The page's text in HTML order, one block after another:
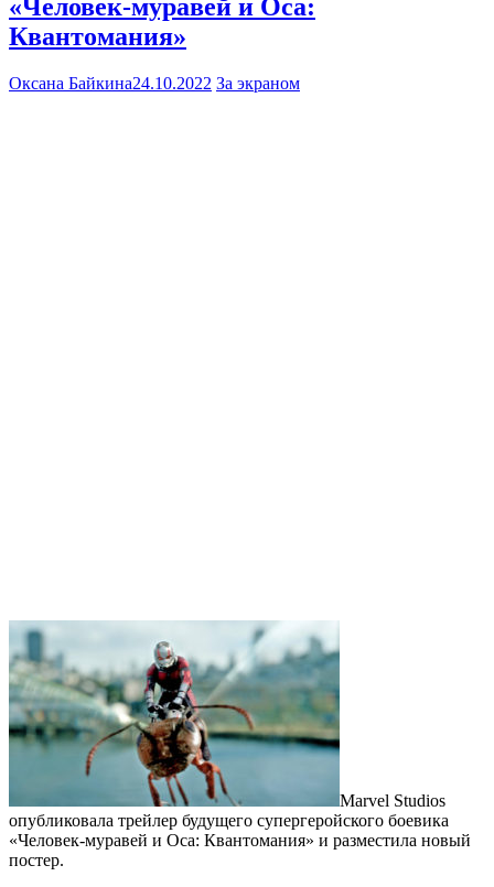
«Человек-муравей и Оса:
Квантомания»
Оксана Байкина24.10.2022 За экраном
Marvel Studios
опубликовала трейлер будущего супергеройского боевика
«Человек-муравей и Оса: Квантомания» и разместила новый
постер.